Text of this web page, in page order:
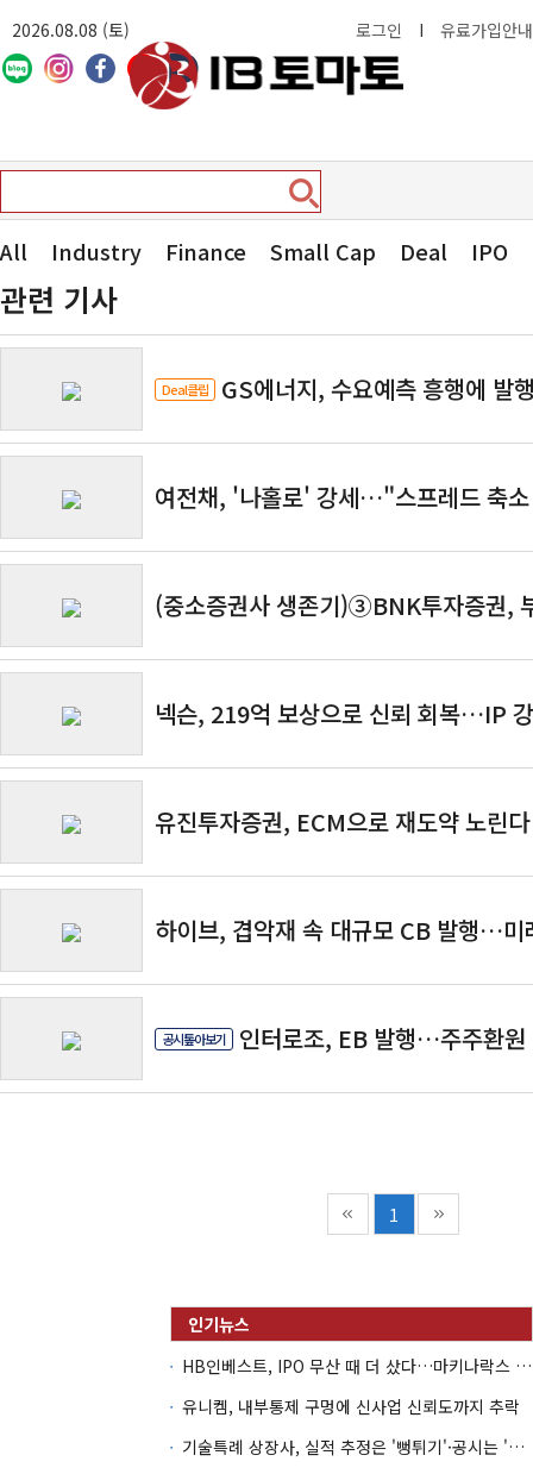
2026.08.08 (토) 로그인 I 유료가입안내
All Industry Finance Small Cap Deal IPO
관련 기사
Deal클립 GS에너지, 수요예측 흥행에 발
여전채, '나홀로' 강세…"스프레드 축
(중소증권사 생존기)③BNK투자증권,
넥슨, 219억 보상으로 신뢰 회복…IP
유진투자증권, ECM으로 재도약 노린다
하이브, 겹악재 속 대규모 CB 발행…미
공시톺아보기 인터로조, EB 발행…주주환원
1
HB인베스트, IPO 무산 때 더 샀다…마키나락스 투자 2.7배 회수
유니켐, 내부통제 구멍에 신사업 신뢰도까지 추락
기술특례 상장사, 실적 추정은 '뻥튀기'·공시는 '누락'